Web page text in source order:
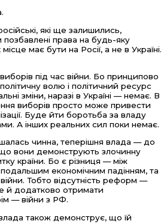
які ще залишились,
права на будь-яку
місце має бути на Росії, а не в Україні.
під час війни. Бо принципово
волю і політичний ресурс
зміни, наразі в Україні — немає. В
виборів просто може привести
Буде йти боротьба за владу
А інших реальних сил поки немає.
чинна, теперішня влада — до
вони демонструють злочинну
країни. Бо є різниця — між
економічним падінням, та
Тобто відсутність реформ —
й додатково отримати
— війни з РФ.
також демонструє, що їй